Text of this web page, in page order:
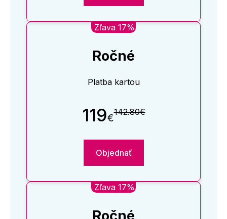
Zľava 17%
Ročné
Platba kartou
119€142.80€
Objednať
Zľava 17%